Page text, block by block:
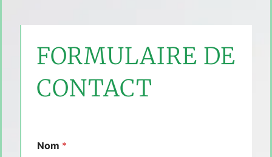
FORMULAIRE DE
CONTACT
Nom *